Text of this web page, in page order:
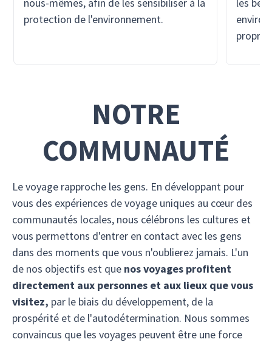
protection de l'environnement.
propre
NOTRE
COMMUNAUTÉ
Le voyage rapproche les gens. En développant pour
vous des expériences de voyage uniques au cœur des
communautés locales, nous célébrons les cultures et
vous permettons d'entrer en contact avec les gens
dans des moments que vous n'oublierez jamais. L'un
de nos objectifs est que nos voyages profitent
directement aux personnes et aux lieux que vous
visitez, par le biais du développement, de la
prospérité et de l'autodétermination. Nous sommes
convaincus que les voyages peuvent être une force